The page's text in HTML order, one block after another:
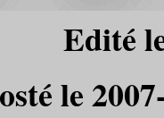
Edité
le